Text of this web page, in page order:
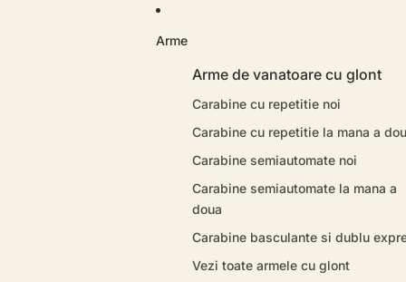
Arme
Arme de vanatoare cu glont
Carabine cu repetitie noi
Carabine cu repetitie la mana a
Carabine semiautomate noi
Carabine semiautomate la mana a
doua
Carabine basculante si dublu
Vezi toate armele cu glont